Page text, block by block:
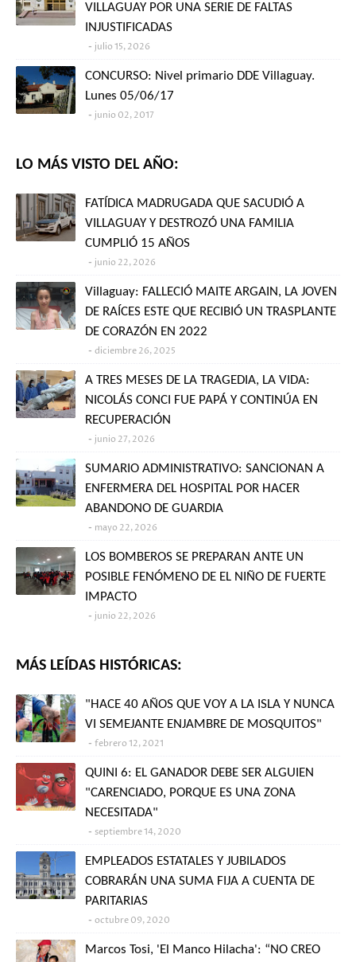
VILLAGUAY POR UNA SERIE DE FALTAS
INJUSTIFICADAS
julio 15, 2026
CONCURSO: Nivel primario DDE Villaguay.
Lunes 05/06/17
junio 02, 2017
LO MÁS VISTO DEL AÑO:
FATÍDICA MADRUGADA QUE SACUDIÓ A
VILLAGUAY Y DESTROZÓ UNA FAMILIA
CUMPLIÓ 15 AÑOS
junio 22, 2026
Villaguay: FALLECIÓ MAITE ARGAIN, LA JOVEN
DE RAÍCES ESTE QUE RECIBIÓ UN TRASPLANTE
DE CORAZÓN EN 2022
diciembre 26, 2025
A TRES MESES DE LA TRAGEDIA, LA VIDA:
NICOLÁS CONCI FUE PAPÁ Y CONTINÚA EN
RECUPERACIÓN
junio 27, 2026
SUMARIO ADMINISTRATIVO: SANCIONAN A
ENFERMERA DEL HOSPITAL POR HACER
ABANDONO DE GUARDIA
mayo 22, 2026
LOS BOMBEROS SE PREPARAN ANTE UN
POSIBLE FENÓMENO DE EL NIÑO DE FUERTE
IMPACTO
junio 22, 2026
MÁS LEÍDAS HISTÓRICAS:
"HACE 40 AÑOS QUE VOY A LA ISLA Y NUNCA
VI SEMEJANTE ENJAMBRE DE MOSQUITOS"
febrero 12, 2021
QUINI 6: EL GANADOR DEBE SER ALGUIEN
"CARENCIADO, PORQUE ES UNA ZONA
NECESITADA"
septiembre 14, 2020
EMPLEADOS ESTATALES Y JUBILADOS
COBRARÁN UNA SUMA FIJA A CUENTA DE
PARITARIAS
octubre 09, 2020
Marcos Tosi, 'El Manco Hilacha': “NO CREO